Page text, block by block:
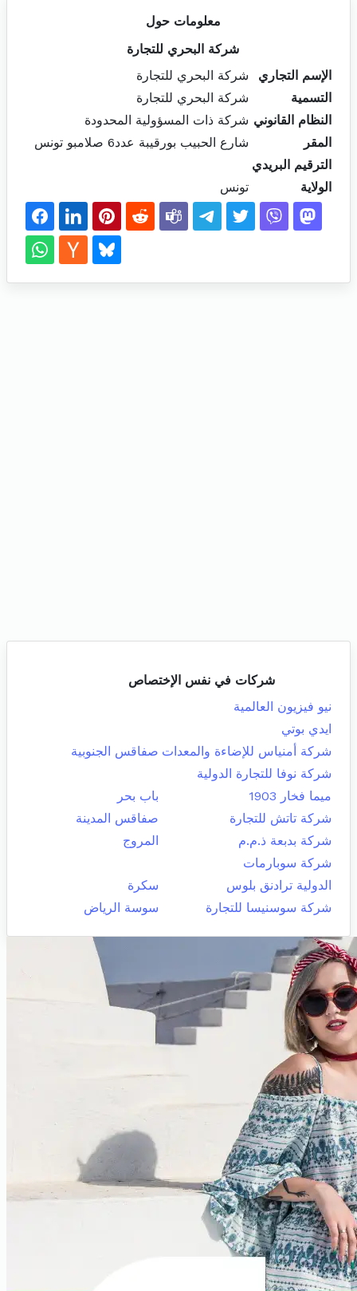
معلومات حول
شركة البحري للتجارة
الإسم التجاري
شركة البحري للتجارة
التسمية
شركة البحري للتجارة
النظام القانوني شركة ذات المسؤولية المحدودة
المقر
شارع الحبيب بورقيبة عدد6 صلامبو تونس
الترقيم البريدي
الولاية
تونس
شركات في نفس الإختصاص
نيو فيزيون العالمية
ايدي بوتي
شركة أمنياس للإضاءة والمعدات صفاقس الجنوبية
شركة نوفا للتجارة الدولية
ميما فخار 1903
باب بحر
شركة تاتش للتجارة
صفاقس المدينة
شركة بدبعة ذ.م.م
المروج
شركة سوبارمات
الدولية ترادنق بلوس
سكرة
شركة سوسنيسا للتجارة
سوسة الرياض